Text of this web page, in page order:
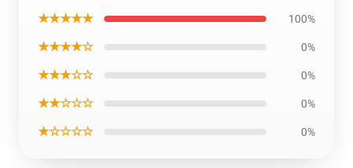
★★★★★ 100%
★★★★☆ 0%
★★★☆☆ 0%
★★☆☆☆ 0%
★☆☆☆☆ 0%